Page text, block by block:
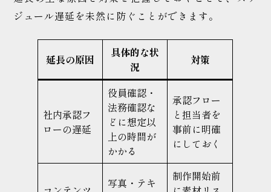
ジュール遅延を未然に防ぐことができます。
延長の原因
具体的な状
況
対策
社内承認フ
ローの遅延
役員確認・
法務確認な
どに想定以
上の時間が
かかる
承認フロー
と担当者を
事前に明確
にしておく
写真・テキ
制作開始前